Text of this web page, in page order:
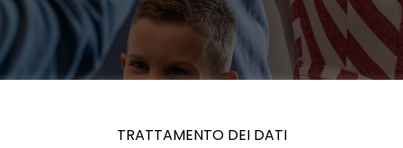
TRATTAMENTO DEI DATI